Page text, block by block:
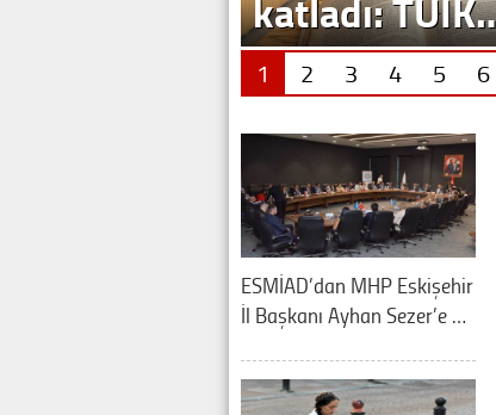
1 2 3 4 5 6
ESMİAD’dan MHP Eskişehir
İl Başkanı Ayhan Sezer’e …